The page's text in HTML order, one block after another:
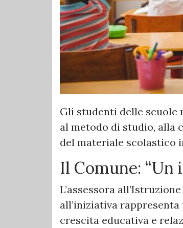
Gli studenti delle scuole
al metodo di studio, alla
del materiale scolastico
Il Comune:
L’assessora all’Istruzione
all’iniziativa
crescita educativa e